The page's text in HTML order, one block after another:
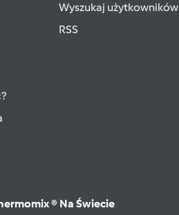
Wyszukaj użytkowników
RSS
® Na Świecie